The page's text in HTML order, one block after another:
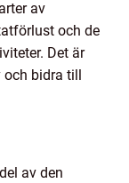
av
och de
Det är
och bidra till
av den